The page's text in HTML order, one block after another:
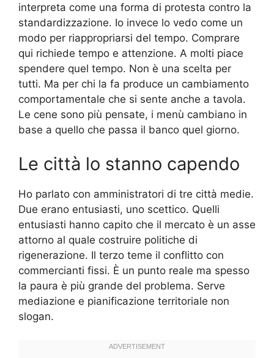
interpreta come una forma di protesta contro la
standardizzazione. Io invece lo vedo come un
modo per riappropriarsi del tempo. Comprare
qui richiede tempo e attenzione. A molti piace
spendere quel tempo. Non è una scelta per
tutti. Ma per chi la fa produce un cambiamento
comportamentale che si sente anche a tavola.
Le cene sono più pensate, i menù cambiano in
base a quello che passa il banco quel giorno.
Le città lo stanno capendo
Ho parlato con amministratori di tre città medie.
Due erano entusiasti, uno scettico. Quelli
entusiasti hanno capito che il mercato è un asse
attorno al quale costruire politiche di
rigenerazione. Il terzo teme il conflitto con
commercianti fissi. È un punto reale ma spesso
la paura è più grande del problema. Serve
mediazione e pianificazione territoriale non
slogan.